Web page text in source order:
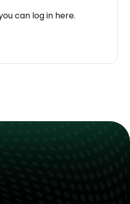
can log in here.